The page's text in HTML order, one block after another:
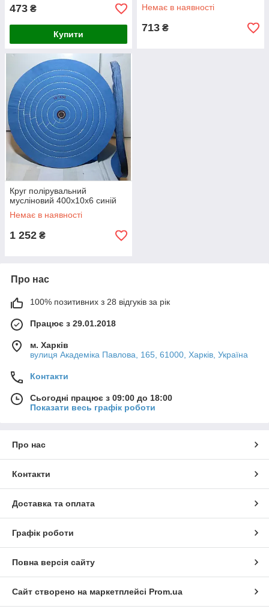
473 ₴
Купити
Немає в наявності
713 ₴
Круг полірувальний
мусліновий 400х10х6 синій
Немає в наявності
1 252 ₴
Про нас
100% позитивних з 28 відгуків за рік
Працює з 29.01.2018
м. Харків
вулиця Академіка Павлова, 165, 61000, Харків, Україна
Контакти
Сьогодні працює з 09:00 до 18:00
Показати весь графік роботи
Про нас
Контакти
Доставка та оплата
Графік роботи
Повна версія сайту
Сайт створено на маркетплейсі Prom.ua